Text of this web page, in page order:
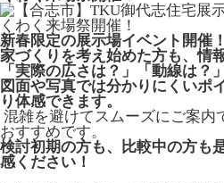
新春限定の展示場イベント開催！
家づくりを考え始めた方も、情
「実際の広さは？」「動線は？
図面や写真では分かりにくいポ
り体感できます。
混雑を避けてスムーズにご案内
おすすめです。
検討初期の方も、比較中の方も
感ください！